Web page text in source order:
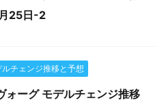
25日-2
ルチェンジ推移と予想
ォーグ モデルチェンジ推移